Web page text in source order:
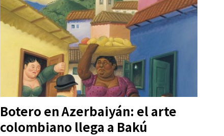
Botero en Azerbaiyán: el arte
colombiano llega a Bakú